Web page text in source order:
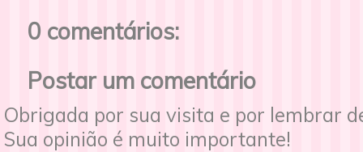
0 comentários:
Postar um comentário
Obrigada por sua visita e por lembrar
Sua opinião é muito importante!